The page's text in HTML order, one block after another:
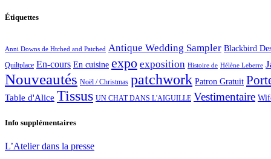
Étiquettes
Anni Downs de Htched and Patched Antique Wedding Sampler Blackbird
Quiltplace En-cours En cuisine expo exposition Histoire de Hélène Leberre
Nouveautés Noël / Christmas patchwork Patron Gratuit
Table d'Alice Tissus UN CHAT DANS L'AIGUILLE Vestimentaire
Info supplémentaires
L’Atelier dans la presse